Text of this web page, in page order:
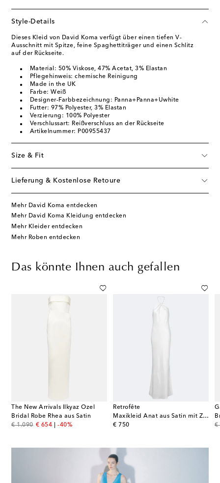
Style-Details
Dieses Kleid von David Koma verfügt über einen tiefen V-
Ausschnitt mit Spitze, feine Spaghettiträger und einen Schlitz
auf der Rückseite.
Material: 50% Viskose, 47% Acetat, 3% Elastan
Pflegehinweis: chemische Reinigung
Made in the UK
Farbe: Weiß
Designer-Farbbezeichnung: Panna+Panna+Uwhite
Futter: 97% Polyester, 3% Elastan
Verzierung: 100% Polyester
Verschlussart: Reißverschluss an der Rückseite
Artikelnummer: P00955437
Size & Fit
Lieferung & Kostenlose Retoure
Mehr David Koma entdecken
Mehr David Koma Kleidung entdecken
Mehr Kleider entdecken
Mehr Roben entdecken
Das könnte Ihnen auch gefallen
The New Arrivals Ilkyaz Ozel
Bridal Robe Rhea aus Satin
€ 1.090
original price
€ 654
discount price
-40%
Retrofête
Maxikleid Anat aus Satin mit Zierperlen
€ 750
original price
€